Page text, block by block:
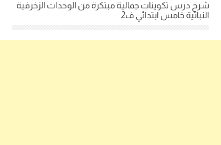
شرح درس تكوينات جمالية مبتكرة من الوحدات الزخرفية
النباتية خامس ابتدائي ف2